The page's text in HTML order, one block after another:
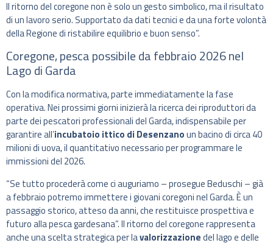
Il ritorno del coregone non è solo un gesto simbolico, ma il risultato
di un lavoro serio. Supportato da dati tecnici e da una forte volontà
della Regione di ristabilire equilibrio e buon senso”.
Coregone, pesca possibile da febbraio 2026 nel
Lago di Garda
Con la modifica normativa, parte immediatamente la fase
operativa. Nei prossimi giorni inizierà la ricerca dei riproduttori da
parte dei pescatori professionali del Garda, indispensabile per
garantire all’incubatoio ittico di Desenzanoun bacino di circa 40
milioni di uova, il quantitativo necessario per programmare le
immissioni del 2026.
“Se tutto procederà come ci auguriamo – prosegue Beduschi – già
a febbraio potremo immettere i giovani coregoni nel Garda. È un
passaggio storico, atteso da anni, che restituisce prospettiva e
futuro alla pesca gardesana”. Il ritorno del coregone rappresenta
anche una scelta strategica per lavalorizzazionedel lago e delle